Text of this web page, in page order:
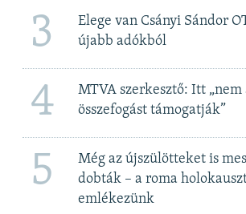
3
Elege van Csányi Sándor
újabb adókból
4
MTVA szerkesztő: Itt
összefogást támogatják”
5
Még az újszülötteket is
dobták – a roma
emlékezünk